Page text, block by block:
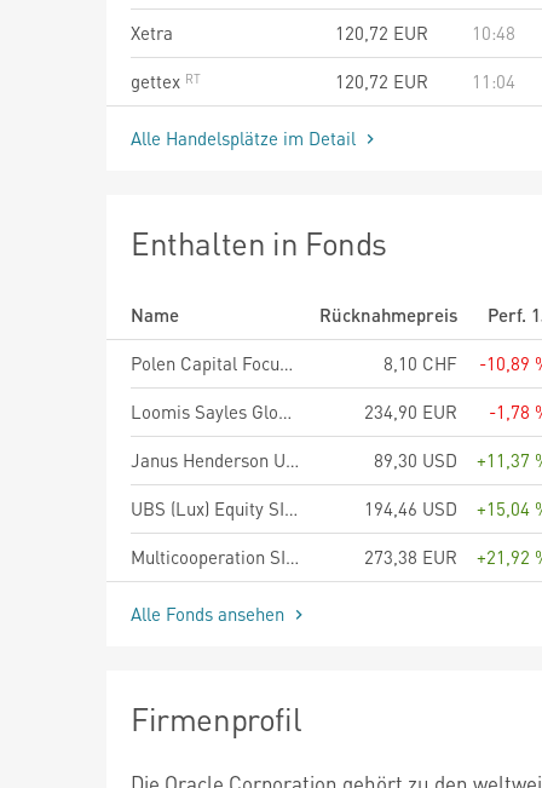
Xetra
120,72 EUR
10:48
gettex
120,72 EUR 11:04
Alle Handelsplätze im Detail
Enthalten in Fonds
Name Rücknahmepreis
Perf.
Polen Capital Focus U.S. Growth Fund Retail CHF
8,10 CHF
-10,89
Loomis Sayles Global Growth Equity Fund R/A (EUR)
234,90 EUR
-1,78
Janus Henderson US Forty Fund A2 USD
89,30 USD
+11,37
UBS (Lux) Equity SICAV - USA Growth Sustainable (USD), Anteilsklasse P-acc, USD
194,46 USD
+15,04
Multicooperation SICAV - Julius Baer Equity Special Value A EUR
273,38 EUR +21,92
Alle Fonds ansehen
Firmenprofil